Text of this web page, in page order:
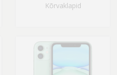
Kõrvaklapid